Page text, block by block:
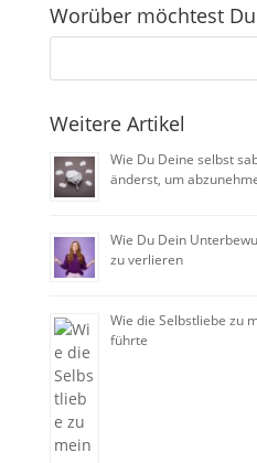
Worüber möchtest
Weitere Artikel
Wie Du Deine selbst
änderst, um
Wie Du Dein
zu verlieren
Wie die Selbstliebe zu
führte